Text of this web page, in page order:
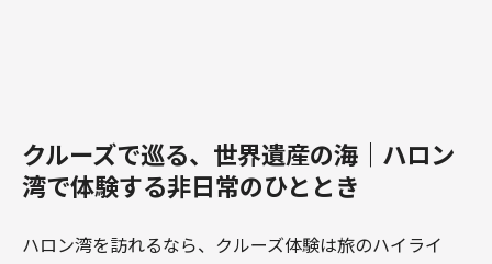
クルーズで巡る、世界遺産の海｜ハロン
湾で体験する非日常のひととき
ハロン湾を訪れるなら、クルーズ体験は旅のハイライ